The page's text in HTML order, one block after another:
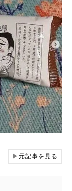
▶元記事を見る